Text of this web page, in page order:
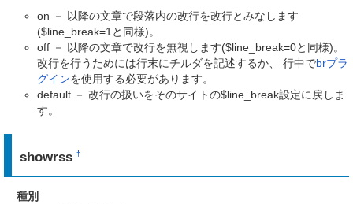
on － 以降の文章で段落内の改行を改行とみなします
($line_break=1と同様)。
off － 以降の文章で改行を無視します($line_break=0と同様)。
改行を行うためには行末にチルダを記述するか、 行中でbrプラ
グインを使用する必要があります。
default － 改行の扱いをそのサイトの$line_break設定に戻しま
す。
showrss†
種別